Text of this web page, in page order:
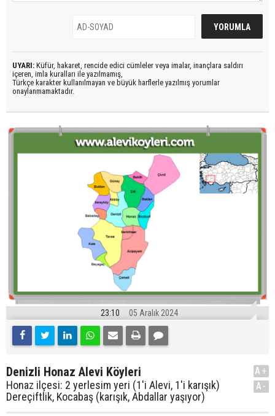
UYARI: Küfür, hakaret, rencide edici cümleler veya imalar, inançlara saldırı
içeren, imla kuralları ile yazılmamış,
Türkçe karakter kullanılmayan ve büyük harflerle yazılmış yorumlar
onaylanmamaktadır.
23:10 05 Aralık 2024
Denizli Honaz Alevi Köyleri
Honaz ilçesi: 2 yerlesim yeri (1'i Alevi, 1'i karışık)
Dereçiftlik, Kocabaş (karışık, Abdallar yaşıyor)
A+
A-